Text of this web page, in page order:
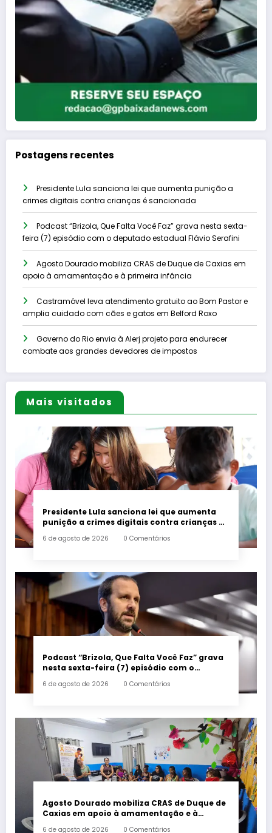
Postagens recentes
Presidente Lula sanciona lei que aumenta punição a
crimes digitais contra crianças é sancionada
Podcast “Brizola, Que Falta Você Faz” grava nesta sexta-
feira (7) episódio com o deputado estadual Flávio Serafini
Agosto Dourado mobiliza CRAS de Duque de Caxias em
apoio à amamentação e à primeira infância
Castramóvel leva atendimento gratuito ao Bom Pastor e
amplia cuidado com cães e gatos em Belford Roxo
Governo do Rio envia à Alerj projeto para endurecer
combate aos grandes devedores de impostos
Mais visitados
Presidente Lula sanciona lei que aumenta
punição a crimes digitais contra crianças é
6 de agosto de 2026 0 Comentários
Podcast “Brizola, Que Falta Você Faz” grava
nesta sexta-feira (7) episódio com o
6 de agosto de 2026 0 Comentários
Agosto Dourado mobiliza CRAS de Duque de
Caxias em apoio à amamentação e à
6 de agosto de 2026 0 Comentários